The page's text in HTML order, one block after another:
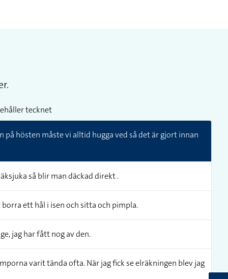
tecknet
på hösten måste vi alltid hugga ved så det är gjort innan
så blir man däckad direkt .
ett hål i isen och sitta och pimpla.
jag har fått nog av den.
varit tända ofta. När jag fick se elräkningen blev jag